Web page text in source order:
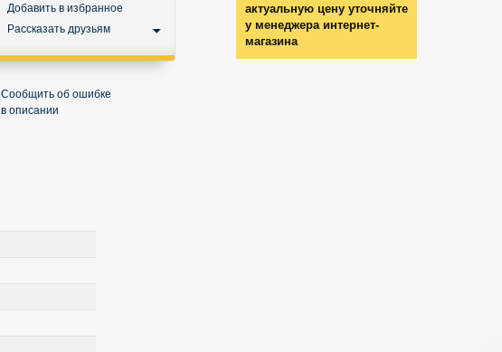
актуальную цену уточняйте
у менеджера интернет-
магазина
Добавить в избранное
Рассказать друзьям
Сообщить об ошибке
в описании